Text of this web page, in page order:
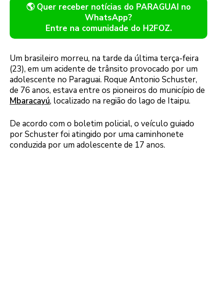
🌎 Quer receber notícias do PARAGUAI no
WhatsApp?
Entre na comunidade do H2FOZ.
Um brasileiro morreu, na tarde da última terça-feira
(23), em um acidente de trânsito provocado por um
adolescente no Paraguai. Roque Antonio Schuster,
de 76 anos, estava entre os pioneiros do município de
Mbaracayú, localizado na região do lago de Itaipu.
De acordo com o boletim policial, o veículo guiado
por Schuster foi atingido por uma caminhonete
conduzida por um adolescente de 17 anos.